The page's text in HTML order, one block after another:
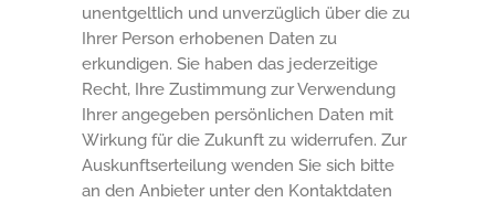
unentgeltlich und unverzüglich über die zu
Ihrer Person erhobenen Daten zu
erkundigen. Sie haben das jederzeitige
Recht, Ihre Zustimmung zur Verwendung
Ihrer angegeben persönlichen Daten mit
Wirkung für die Zukunft zu widerrufen. Zur
Auskunftserteilung wenden Sie sich bitte
an den Anbieter unter den Kontaktdaten